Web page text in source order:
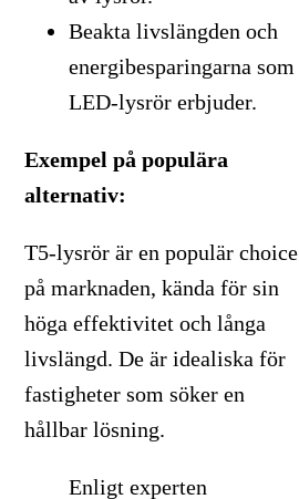
Beakta livslängden och
energibesparingarna som
LED-lysrör erbjuder.
Exempel på populära
alternativ:
T5-lysrör är en populär choice
på marknaden, kända för sin
höga effektivitet och långa
livslängd. De är idealiska för
fastigheter som söker en
hållbar lösning.
Enligt experten